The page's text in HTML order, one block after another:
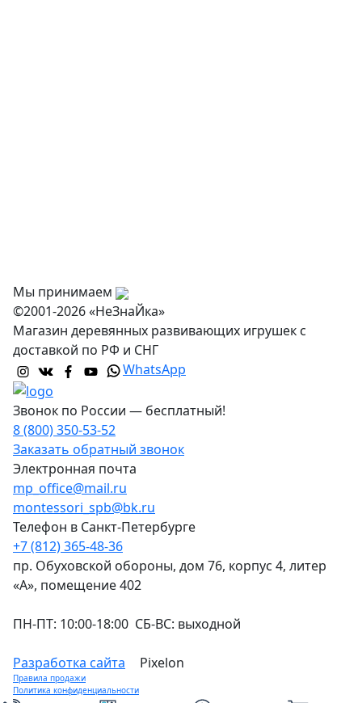
Мы принимаем
©2001-2026 «НеЗнаЙка»
Магазин деревянных развивающих игрушек с
доставкой по РФ и СНГ
WhatsApp
Звонок по России — бесплатный!
8 (800) 350-53-52
Заказать обратный звонок
Электронная почта
mp_office@mail.ru
montessori_spb@bk.ru
Телефон в Санкт-Петербурге
+7 (812) 365-48-36
пр. Обуховской обороны, дом 76, корпус 4, литер
«А», помещение 402
ПН-ПТ: 10:00-18:00 СБ-ВС: выходной
Разработка сайта Pixelon
Правила продажи
Политика конфиденциальности